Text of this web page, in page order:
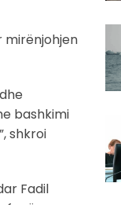
mirënjohjen
bashkimi
shkroi
Fadil